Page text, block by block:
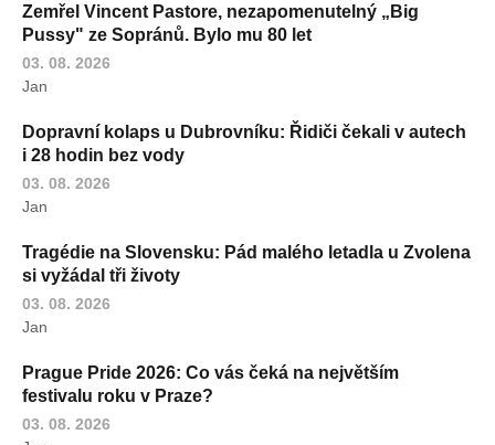
Zemřel Vincent Pastore, nezapomenutelný „Big
Pussy" ze Sopránů. Bylo mu 80 let
03. 08. 2026
Jan
Dopravní kolaps u Dubrovníku: Řidiči čekali v autech
i 28 hodin bez vody
03. 08. 2026
Jan
Tragédie na Slovensku: Pád malého letadla u Zvolena
si vyžádal tři životy
03. 08. 2026
Jan
Prague Pride 2026: Co vás čeká na největším
festivalu roku v Praze?
03. 08. 2026